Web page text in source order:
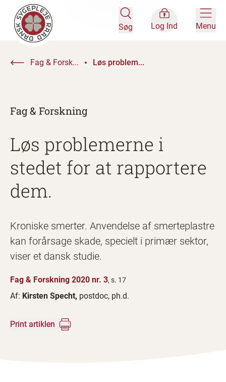
Søg Log Ind Menu
Fag & Forsk... Løs problem...
Fag & Forskning
Løs problemerne i
stedet for at rapportere
dem.
Kroniske smerter. Anvendelse af smerteplastre
kan forårsage skade, specielt i primær sektor,
viser et dansk studie.
Fag & Forskning 2020 nr. 3, s. 17
Af: Kirsten Specht, postdoc, ph.d.
Print artiklen